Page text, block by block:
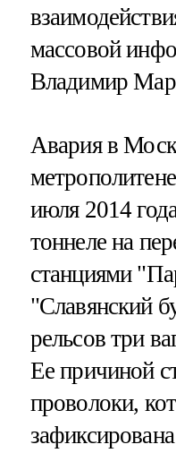
массовой
Владимир
Авария в
июля 2014
тоннеле на
станциями
"Славянский
рельсов три
Ее причиной
проволоки,